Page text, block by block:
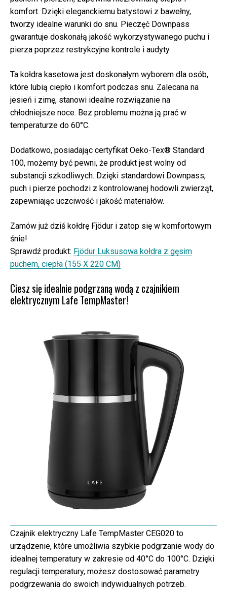
komfort. Dzięki eleganckiemu batystowi z bawełny,
tworzy idealne warunki do snu. Pieczęć Downpass
gwarantuje doskonałą jakość wykorzystywanego puchu i
pierza poprzez restrykcyjne kontrole i audyty.
Ta kołdra kasetowa jest doskonałym wyborem dla osób,
które lubią ciepło i komfort podczas snu. Zalecana na
jesień i zimę, stanowi idealne rozwiązanie na
chłodniejsze noce. Bez problemu można ją prać w
temperaturze do 60°C.
Dodatkowo, posiadając certyfikat Oeko-Tex® Standard
100, możemy być pewni, że produkt jest wolny od
substancji szkodliwych. Dzięki standardowi Downpass,
puch i pierze pochodzi z kontrolowanej hodowli zwierząt,
zapewniając uczciwość i jakość materiałów.
Zamów już dziś kołdrę Fjödur i zatop się w komfortowym
śnie!
Sprawdź produkt: Fjödur Luksusowa kołdra z gęsim
puchem, ciepła (155 X 220 CM)
Ciesz się idealnie podgrzaną wodą z czajnikiem
elektrycznym Lafe TempMaster!
Czajnik elektryczny Lafe TempMaster CEG020 to
urządzenie, które umożliwia szybkie podgrzanie wody do
idealnej temperatury w zakresie od 40°C do 100°C. Dzięki
regulacji temperatury, możesz dostosować parametry
podgrzewania do swoich indywidualnych potrzeb.